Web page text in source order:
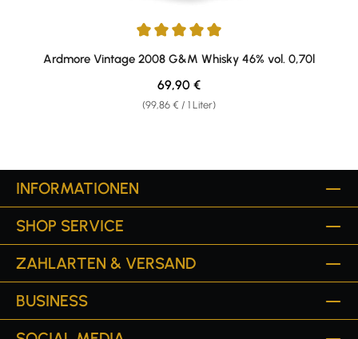
Durchschnittliche Bewertung von 5 von 5 Sternen
Ardmore Vintage 2008 G&M Whisky 46% vol. 0,70l
(99,86 € / 1 Liter)
Regulärer Preis:
69,90 €
INFORMATIONEN
SHOP SERVICE
ZAHLARTEN & VERSAND
BUSINESS